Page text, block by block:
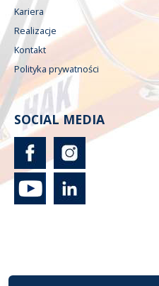
Kariera
Realizacje
Kontakt
Polityka prywatności
SOCIAL MEDIA